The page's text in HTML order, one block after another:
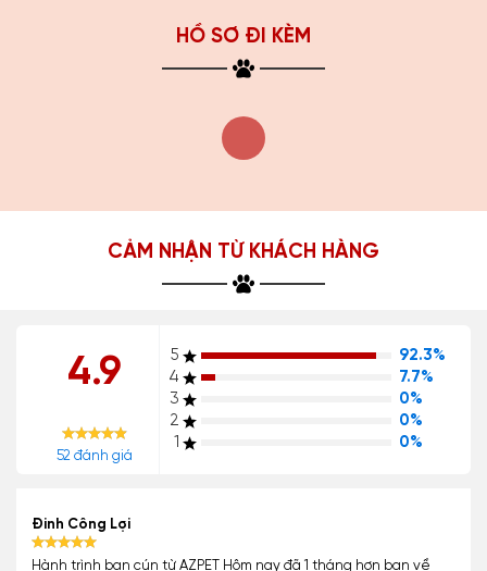
HỒ SƠ ĐI KÈM
CẢM NHẬN TỪ KHÁCH HÀNG
4.9
52 đánh giá
5
92.3%
4
7.7%
3
0%
2
0%
1
0%
Đinh Công Lợi
Hành trình bạn cún từ AZPET Hôm nay đã 1 tháng hơn bạn về